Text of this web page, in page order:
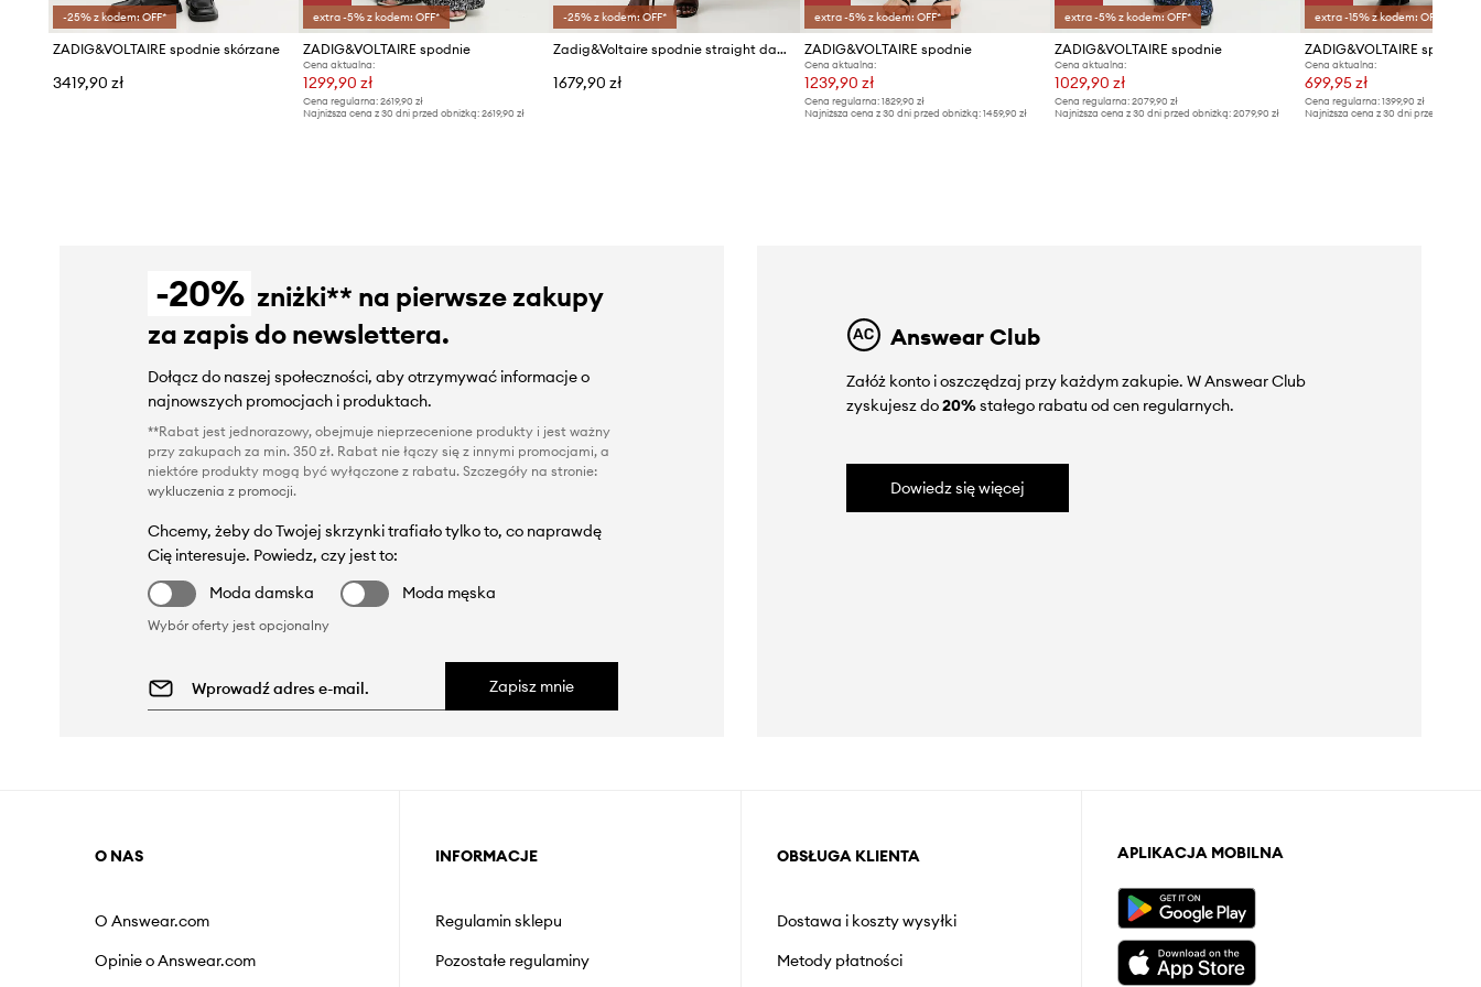
-25% z kodem: OFF*
ZADIG&VOLTAIRE spodnie skórzane
3419,90 zł
extra -5% z kodem: OFF*
ZADIG&VOLTAIRE spodnie
Cena aktualna:
1299,90 zł
Cena regularna:2619,90 zł
Najniższa cena z 30 dni przed obniżką:2619,90 zł
-25% z kodem: OFF*
Zadig&Voltaire spodnie straight damskie PANOL
1679,90 zł
extra -5% z kodem: OFF*
ZADIG&VOLTAIRE spodnie
Cena aktualna:
1239,90 zł
Cena regularna: 1829,90 zł
Najniższa cena z 30 dni przed obniżką: 1459,90 zł
extra -5% z kodem: OFF*
ZADIG&VOLTAIRE spodnie
Cena aktualna:
1029,90 zł
Cena regularna:2079,90 zł
Najniższa cena z 30 dni przed obniżką:2079,90 zł
extra -15% z kodem: OFF*
Cena aktualna:
699,95 zł
Cena regularna: 1399,90 zł
Najniższa cena z 30 dni przed obniżką:
-20% zniżki** na pierwsze zakupy
za zapis do newslettera.
Dołącz do naszej społeczności, aby otrzymywać informacje o
najnowszych promocjach i produktach.
**Rabat jest jednorazowy, obejmuje nieprzecenione produkty i jest ważny
przy zakupach za min. 350 zł. Rabat nie łączy się z innymi promocjami, a
niektóre produkty mogą być wyłączone z rabatu. Szczegóły na stronie:
wykluczenia z promocji.
Chcemy, żeby do Twojej skrzynki trafiało tylko to, co naprawdę
Cię interesuje. Powiedz, czy jest to:
Moda damska
Moda męska
Wybór oferty jest opcjonalny
Zapisz mnie
Answear Club
Załóż konto i oszczędzaj przy każdym zakupie. W Answear Club
zyskujesz do20%stałego rabatu od cen regularnych.
Dowiedz się więcej
O NAS
O Answear.com
Opinie o Answear.com
INFORMACJE
Regulamin sklepu
Pozostałe regulaminy
OBSŁUGA KLIENTA
Dostawa i koszty wysyłki
Metody płatności
APLIKACJA MOBILNA